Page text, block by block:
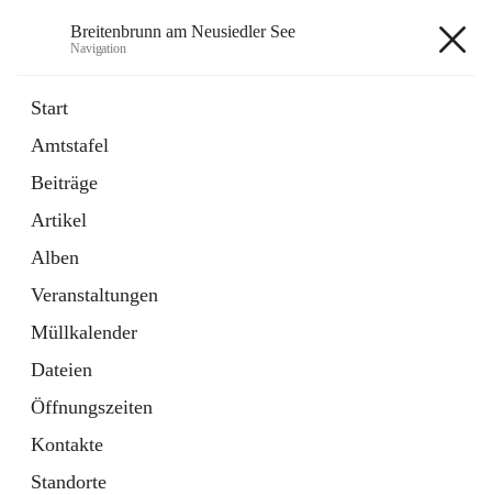
Breitenbrunn am Neusiedler See
Navigation
Start
Amtstafel
Beiträge
Artikel
Alben
Veranstaltungen
Müllkalender
Dateien
Öffnungszeiten
Kontakte
Standorte
18 Schnellzugriffe
Gemeindeservice